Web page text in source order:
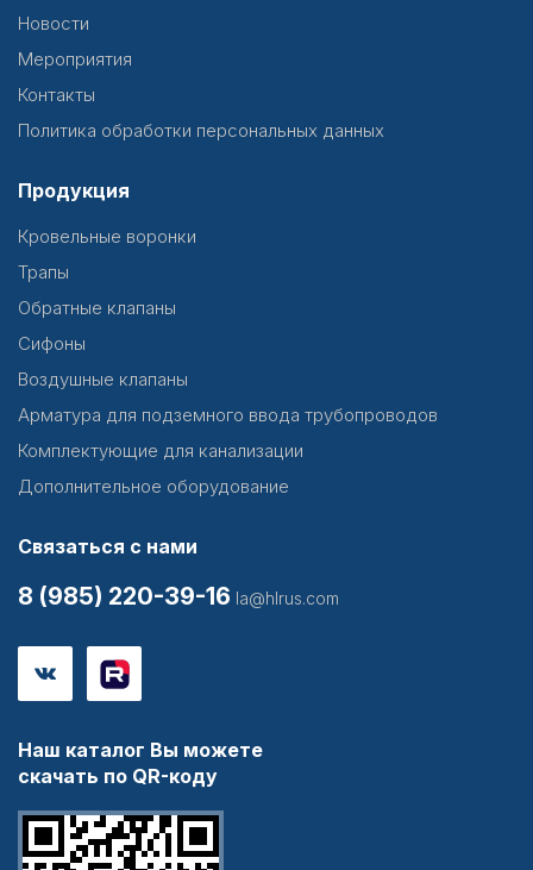
Новости
Мероприятия
Контакты
Политика обработки персональных данных
Продукция
Кровельные воронки
Трапы
Обратные клапаны
Сифоны
Воздушные клапаны
Арматура для подземного ввода трубопроводов
Комплектующие для канализации
Дополнительное оборудование
Связаться с нами
8 (985) 220-39-16 la@hlrus.com
Наш каталог Вы можете
скачать по QR-коду